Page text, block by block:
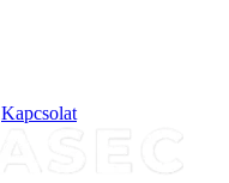
Kapcsolat